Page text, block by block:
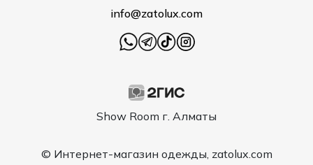
Show Room г. Алматы
info@zatolux.com
© Интернет-магазин одежды, zatolux.com